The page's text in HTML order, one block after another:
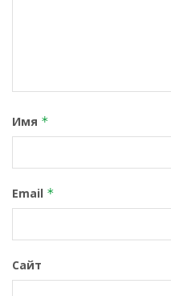
Имя *
Email *
Сайт